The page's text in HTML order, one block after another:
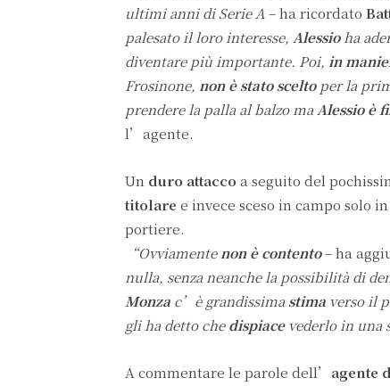
ultimi anni di Serie A – ha ricordato
palesato il loro interesse, Alessio ha
diventare più importante. Poi, in
Frosinone, non è stato scelto per la
prendere la palla al balzo ma Alessio è
l’agente.
Un duro attacco a seguito del
titolare e invece sceso in campo solo
portiere.
“Ovviamentenon è contento– ha
nulla, senza neanche la possibilità di
Monza c’è grandissima stima verso il
gli ha detto chedispiace vederlo in una
A commentare le parole dell’ agente